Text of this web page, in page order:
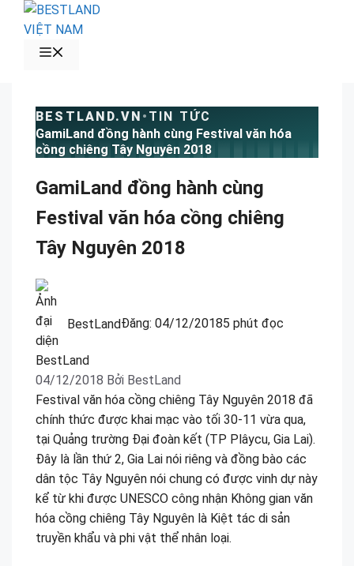
Chuyển
BESTLAND.VN • TIN TỨC
GamiLand đồng hành cùng Festival văn hóa
cồng chiêng Tây Nguyên 2018
GamiLand đồng hành cùng
Festival văn hóa cồng chiêng
Tây Nguyên 2018
BestLandĐăng: 04/12/20185 phút đọc
04/12/2018 Bởi BestLand
Festival văn hóa cồng chiêng Tây Nguyên 2018 đã
chính thức được khai mạc vào tối 30-11 vừa qua,
tại Quảng trường Đại đoàn kết (TP Plâycu, Gia Lai).
Đây là lần thứ 2, Gia Lai nói riêng và đồng bào các
dân tộc Tây Nguyên nói chung có được vinh dự này
kể từ khi được UNESCO công nhận Không gian văn
hóa cồng chiêng Tây Nguyên là Kiệt tác di sản
truyền khẩu và phi vật thể nhân loại.